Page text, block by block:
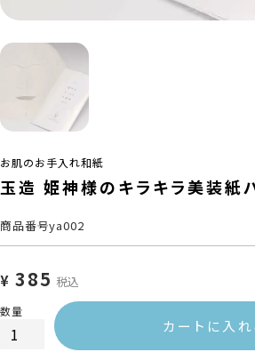
お肌のお手入れ和紙
玉造 姫神様のキラキラ美装紙
商品番号ya002
¥ 385 税込
カートに入れ